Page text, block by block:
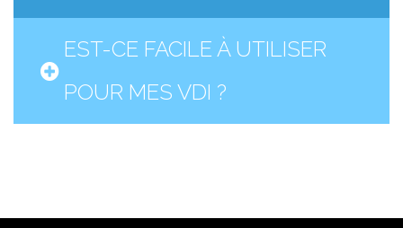
EST-CE FACILE À UTILISER
POUR MES VDI ?